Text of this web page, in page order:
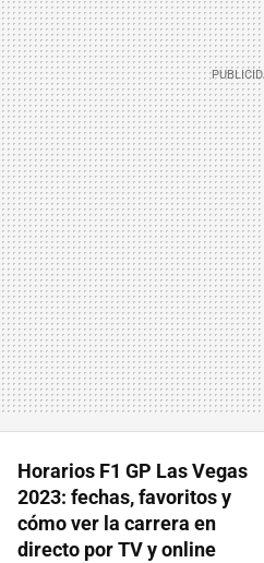
Horarios F1 GP Las Vegas
2023: fechas, favoritos y
cómo ver la carrera en
directo por TV y online